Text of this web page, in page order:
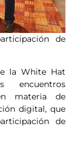
de
la White Hat
encuentros
materia de
digital, que
de